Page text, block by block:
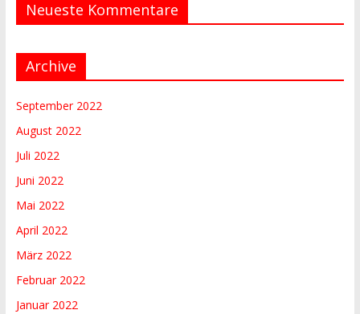
Neueste Kommentare
Archive
September 2022
August 2022
Juli 2022
Juni 2022
Mai 2022
April 2022
März 2022
Februar 2022
Januar 2022